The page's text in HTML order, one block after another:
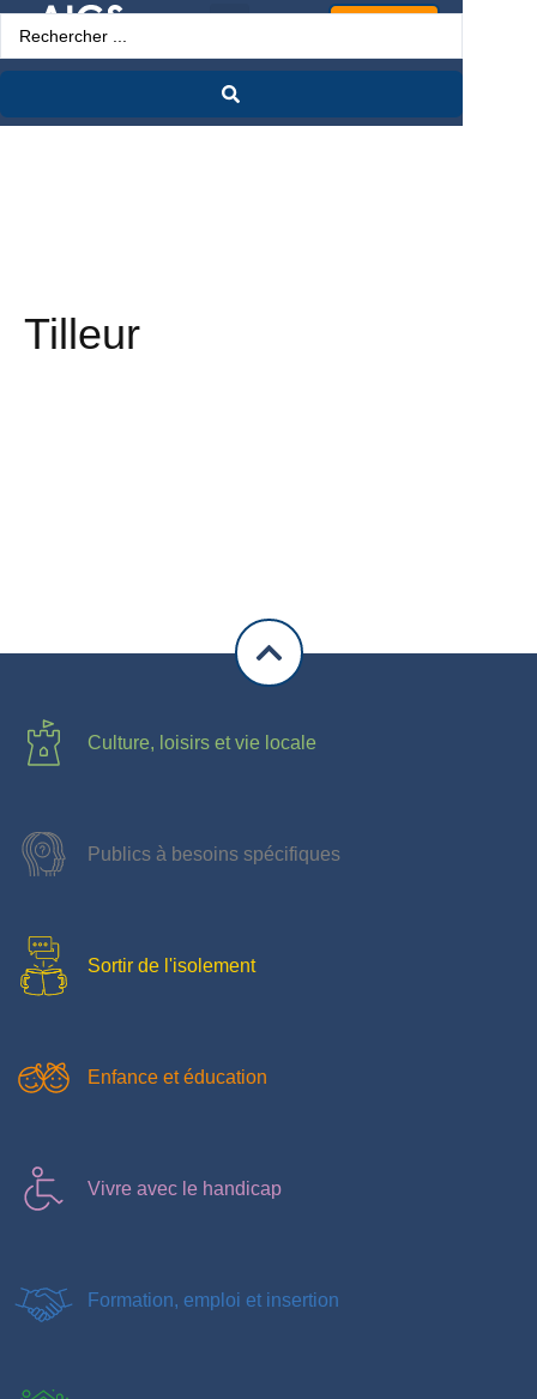
Tilleur
Culture, loisirs et vie locale
Publics à besoins spécifiques
Sortir de l'isolement
Enfance et éducation
Vivre avec le handicap
Formation, emploi et insertion